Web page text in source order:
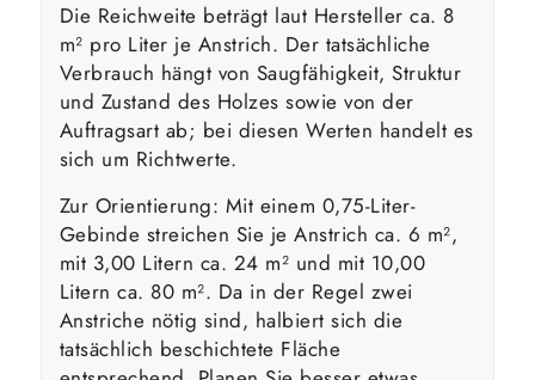
Die Reichweite beträgt laut Hersteller ca. 8
m² pro Liter je Anstrich. Der tatsächliche
Verbrauch hängt von Saugfähigkeit, Struktur
und Zustand des Holzes sowie von der
Auftragsart ab; bei diesen Werten handelt es
sich um Richtwerte.
Zur Orientierung: Mit einem 0,75-Liter-
Gebinde streichen Sie je Anstrich ca. 6 m²,
mit 3,00 Litern ca. 24 m² und mit 10,00
Litern ca. 80 m². Da in der Regel zwei
Anstriche nötig sind, halbiert sich die
tatsächlich beschichtete Fläche